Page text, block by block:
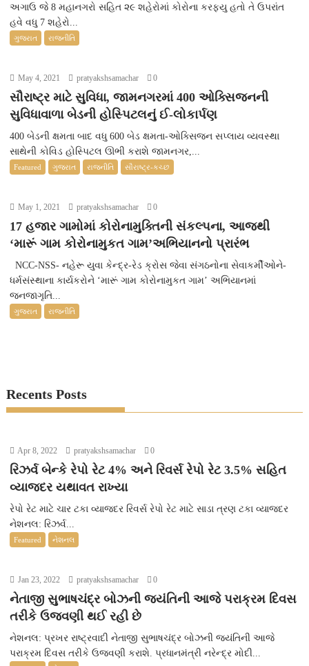
અગાઉ જે 8 મહાનગરો સહિત ૨૯ શહેરોમાં કોરોના કરફ્યુ હતો તે ઉપરાંત
હવે વધુ 7 શહેરો...
ગુજરાત રાજનીતિ
May 4, 2021 pratyakshsamachar 0
સૌરાષ્ટ્ર માટે સુવિધા, જામનગરમાં 400 ઓક્સિજનની
સુવિધાવાળા બેડની હોસ્પિટલનું ઈ-લોકાર્પણ
400 બેડની ક્ષમતા બાદ વધુ 600 બેડ ક્ષમતા-ઓક્સિજન સપ્લાય વ્યવસ્થા
સાથેની કોવિડ હોસ્પિટલ ઊભી કરાશે જામનગર,...
Featured ગુજરાત રાજનીતિ સૌરાષ્ટ્ર-કચ્છ
May 1, 2021 pratyakshsamachar 0
17 હજાર ગામોમાં કોરોનામુક્તિની સંકલ્પના, આજથી
‘મારૂં ગામ કોરોનામુકત ગામ’અભિયાનનો પ્રારંભ
NCC-NSS- નહેરૂ યુવા કેન્દ્ર-રેડ ક્રોસ જેવા સંગઠનોના સેવાકર્મીઓને-
ધર્મસંસ્થાના કાર્યકરોને ‘મારૂં ગામ કોરોનામુકત ગામ’ અભિયાનમાં
જનજાગૃતિ...
ગુજરાત રાજનીતિ
Recents Posts
Apr 8, 2022 pratyakshsamachar 0
રિઝર્વ બેન્કે રેપો રેટ 4% અને રિવર્સ રેપો રેટ 3.5% સહિત
વ્યાજદર યથાવત રાખ્યા
રેપો રેટ માટે ચાર ટકા વ્યાજદર રિવર્સ રેપો રેટ માટે સાડા ત્રણ ટકા વ્યાજદર
નેશનલ: રિઝર્વ...
Featured નેશનલ
Jan 23, 2022 pratyakshsamachar 0
નેતાજી સુભાષચંદ્ર બોઝની જયંતિની આજે પરાક્રમ દિવસ
તરીકે ઉજવણી થઈ રહી છે
નેશનલ: પ્રખર રાષ્ટ્રવાદી નેતાજી સુભાષચંદ્ર બોઝની જયંતિની આજે
પરાક્રમ દિવસ તરીકે ઉજવણી કરાશે. પ્રધાનમંત્રી નરેન્દ્ર મોદી...